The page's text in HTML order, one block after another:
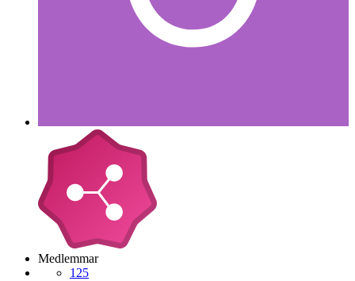
Medlemmar
125